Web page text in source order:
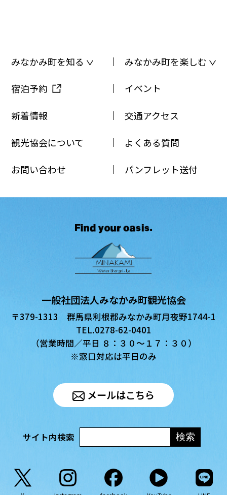
みなかみ町を知る みなかみ町を楽しむ
宿泊予約 イベント
新着情報 交通アクセス
観光協会について よくある質問
お問い合わせ パンフレット送付
一般社団法人みなかみ町観光協会
〒379-1313 群馬県利根郡みなかみ町月夜野1744-1
TEL.0278-62-0401
（営業時間／平日 ８：３０〜１７：３０）
※窓口対応は平日のみ
メールはこちら
サイト内検索